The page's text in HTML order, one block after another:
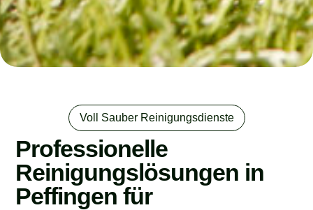
Voll Sauber Reinigungsdienste
Professionelle
Reinigungslösungen in
Peffingen für